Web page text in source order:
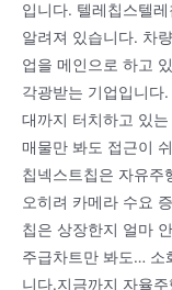
입니다. 텔레칩스텔
알려져 있습니다. 차
업을 메인으로 하고
각광받는 기업입니다
대까지 터치하고 있
매물만 봐도 접근이
칩넥스트칩은 자유주
오히려 카메라 수요
칩은 상장한지 얼마
주급차트만 봐도… 소
니다.지금까지 자율